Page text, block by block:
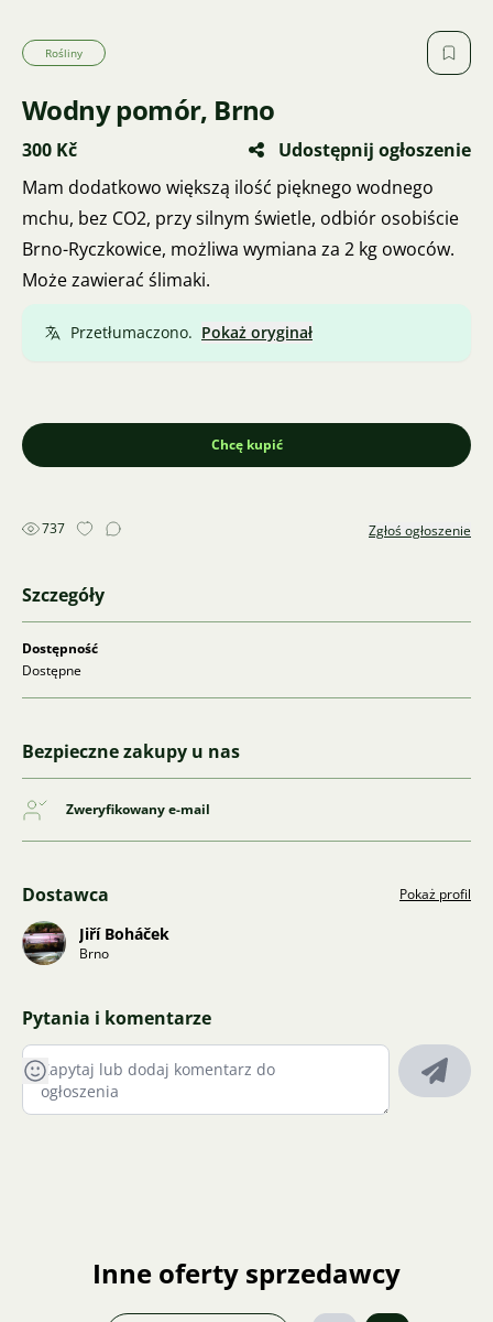
Rośliny
Wodny pomór, Brno
300 Kč
Udostępnij ogłoszenie
Mam dodatkowo większą ilość pięknego wodnego
mchu, bez CO2, przy silnym świetle, odbiór osobiście
Brno-Ryczkowice, możliwa wymiana za 2 kg owoców.
Może zawierać ślimaki.
Przetłumaczono. Pokaż oryginał
Chcę kupić
737 Zgłoś ogłoszenie
Szczegóły
Dostępność
Dostępne
Bezpieczne zakupy u nas
Zweryfikowany e-mail
Dostawca Pokaż profil
Jiří Boháček
Brno
Pytania i komentarze
Inne oferty sprzedawcy